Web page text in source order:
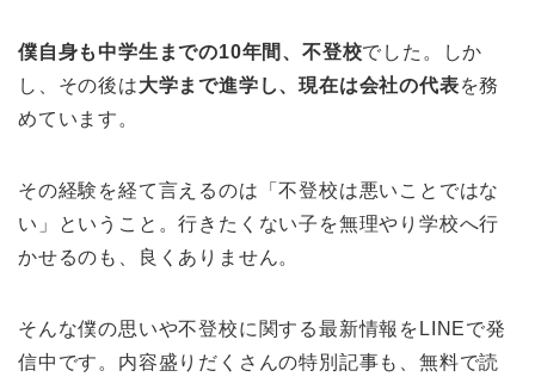
僕自身も中学生までの10年間、不登校でした。しか
し、その後は大学まで進学し、現在は会社の代表を務
めています。
その経験を経て言えるのは「不登校は悪いことではな
い」ということ。行きたくない子を無理やり学校へ行
かせるのも、良くありません。
そんな僕の思いや不登校に関する最新情報をLINEで発
信中です。内容盛りだくさんの特別記事も、無料で読